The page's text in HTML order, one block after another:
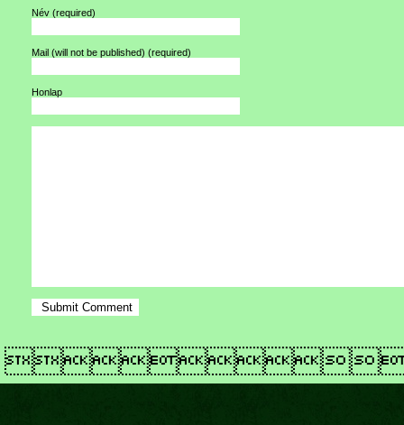
Név (required)
Mail (will not be published) (required)
Honlap